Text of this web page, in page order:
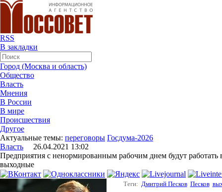
RSS
В закладки
Город (Москва и область)
Общество
Власть
Мнения
В России
В мире
Происшествия
Другое
Актуальные темы: переговоры Госдума-2026
Власть 26.04.2021 13:02
Предприятия с ненормированным рабочим днем будут работать
выходные
Теги: Дмитрий Песков Песков